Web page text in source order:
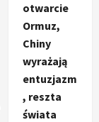
otwarcie
Ormuz,
Chiny
wyrażają
entuzjazm
, reszta
świata